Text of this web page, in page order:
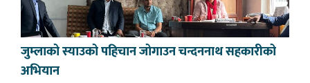
जुम्लाको स्याउको पहिचान जोगाउन चन्दननाथ सहकारीको
अभियान